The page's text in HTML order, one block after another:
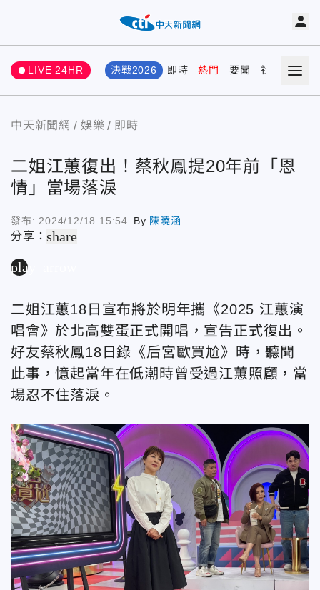
LIVE 24HR 決戰2026 即時 熱門 要聞 社會 娛樂
中天新聞網 娛樂 即時
二姐江蕙復出！蔡秋鳳提20年前「恩
情」當場落淚
發布: 2024/12/18 15:54 By 陳曉涵
分享：share
play_arrow
二姐江蕙18日宣布將於明年攜《2025 江蕙演
唱會》於北高雙蛋正式開唱，宣告正式復出。
好友蔡秋鳳18日錄《后宮歐買尬》時，聽聞
此事，憶起當年在低潮時曾受過江蕙照顧，當
場忍不住落淚。